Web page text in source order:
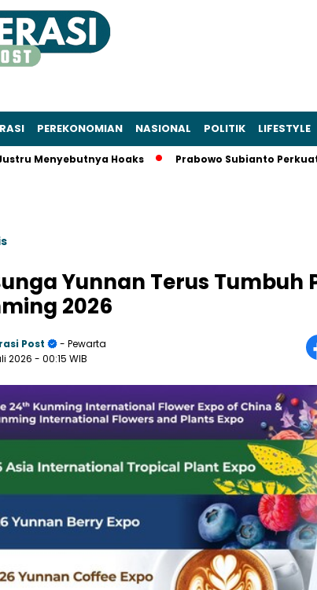
PEREKONOMIAN NASIONAL POLITIK LIFESTYLE
Hoaks Prabowo Subianto Perkuat Peran
Yunnan Terus Tumbuh
2026
Post
- Pewarta
2026 - 00:15 WIB